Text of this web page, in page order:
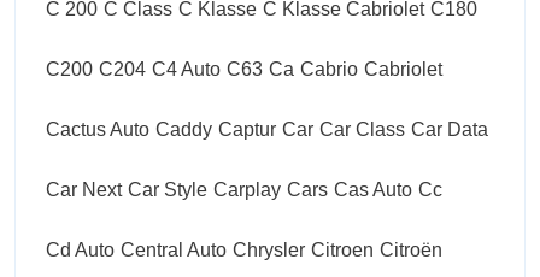
C 200 C Class C Klasse C Klasse Cabriolet C180
C200 C204 C4 Auto C63 Ca Cabrio Cabriolet
Cactus Auto Caddy Captur Car Car Class Car Data
Car Next Car Style Carplay Cars Cas Auto Cc
Cd Auto Central Auto Chrysler Citroen Citroën